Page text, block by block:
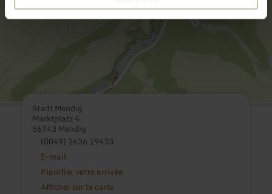
Stadt Mendig
Marktplatz 4
56743 Mendig
(0049) 2636 19433
E-mail
Planifier votre arrivée
Afficher sur la carte